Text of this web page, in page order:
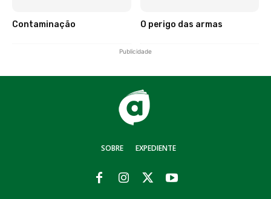
Contaminação O perigo das armas
Publicidade
SOBRE EXPEDIENTE